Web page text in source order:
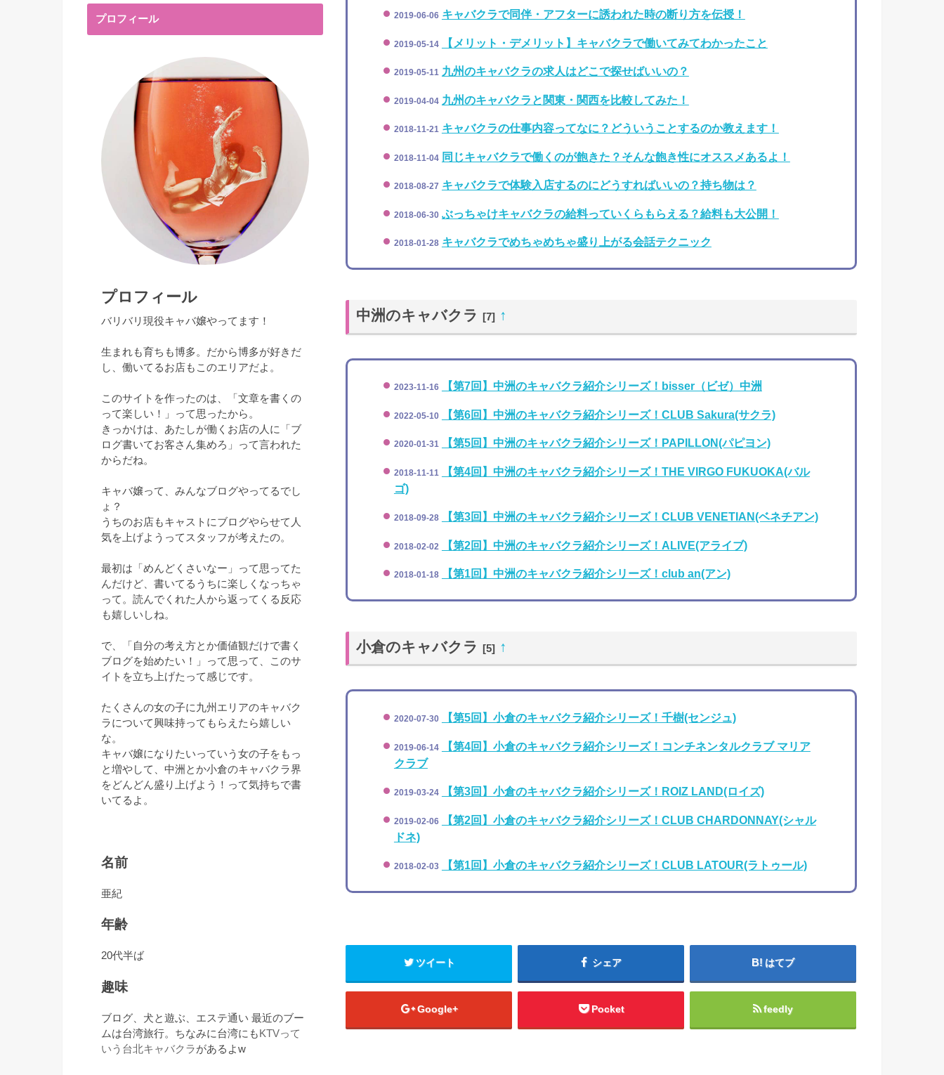
2019-06-06 キャバクラで同伴・アフターに誘われた時の断り方を伝授！
2019-05-14 【メリット・デメリット】キャバクラで働いてみてわかったこと
2019-05-11 九州のキャバクラの求人はどこで探せばいいの？
2019-04-04 九州のキャバクラと関東・関西を比較してみた！
2018-11-21 キャバクラの仕事内容ってなに？どういうことするのか教えます！
2018-11-04 同じキャバクラで働くのが飽きた？そんな飽き性にオススメあるよ！
2018-08-27 キャバクラで体験入店するのにどうすればいいの？持ち物は？
2018-06-30 ぶっちゃけキャバクラの給料っていくらもらえる？給料も大公開！
2018-01-28 キャバクラでめちゃめちゃ盛り上がる会話テクニック
中洲のキャバクラ[7] ↑
2023-11-16 【第7回】中洲のキャバクラ紹介シリーズ！bisser（ビゼ）中洲
2022-05-10 【第6回】中洲のキャバクラ紹介シリーズ！CLUB Sakura(サクラ)
2020-01-31 【第5回】中洲のキャバクラ紹介シリーズ！PAPILLON(パピヨン)
2018-11-11
【第4回】中洲のキャバクラ紹介シリーズ！THE VIRGO FUKUOKA(バル
ゴ)
2018-09-28 【第3回】中洲のキャバクラ紹介シリーズ！CLUB VENETIAN(ベネチアン)
2018-02-02 【第2回】中洲のキャバクラ紹介シリーズ！ALIVE(アライブ)
2018-01-18 【第1回】中洲のキャバクラ紹介シリーズ！club an(アン)
小倉のキャバクラ[5] ↑
2020-07-30 【第5回】小倉のキャバクラ紹介シリーズ！千樹(センジュ)
2019-06-14
【第4回】小倉のキャバクラ紹介シリーズ！コンチネンタルクラブ マリア
クラブ
2019-03-24 【第3回】小倉のキャバクラ紹介シリーズ！ROIZ LAND(ロイズ)
2019-02-06
【第2回】小倉のキャバクラ紹介シリーズ！CLUB CHARDONNAY(シャル
ドネ)
2018-02-03 【第1回】小倉のキャバクラ紹介シリーズ！CLUB LATOUR(ラトゥール)
ツイート シェア はてブ
Google+ Pocket feedly
プロフィール
プロフィール
バリバリ現役キャバ嬢やってます！
生まれも育ちも博多。だから博多が好きだ
し、働いてるお店もこのエリアだよ。
このサイトを作ったのは、「文章を書くの
って楽しい！」って思ったから。
きっかけは、あたしが働くお店の人に「ブ
ログ書いてお客さん集めろ」って言われた
からだね。
キャバ嬢って、みんなブログやってるでし
ょ？
うちのお店もキャストにブログやらせて人
気を上げようってスタッフが考えたの。
最初は「めんどくさいなー」って思ってた
んだけど、書いてるうちに楽しくなっちゃ
って。読んでくれた人から返ってくる反応
も嬉しいしね。
で、「自分の考え方とか価値観だけで書く
ブログを始めたい！」って思って、このサ
イトを立ち上げたって感じです。
たくさんの女の子に九州エリアのキャバク
ラについて興味持ってもらえたら嬉しい
な。
キャバ嬢になりたいっていう女の子をもっ
と増やして、中洲とか小倉のキャバクラ界
をどんどん盛り上げよう！って気持ちで書
いてるよ。
名前
亜紀
年齢
20代半ば
趣味
ブログ、犬と遊ぶ、エステ通い 最近のブー
ムは台湾旅行。ちなみに台湾にも KTVって
いう台北キャバクラがあるよw